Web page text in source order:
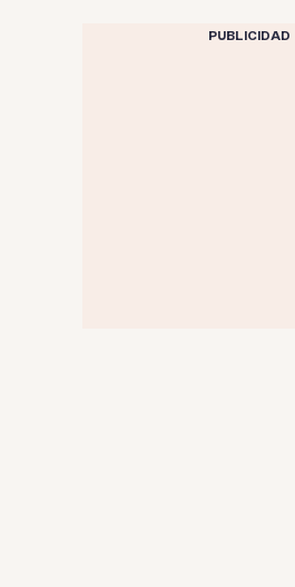
PUBLICIDAD